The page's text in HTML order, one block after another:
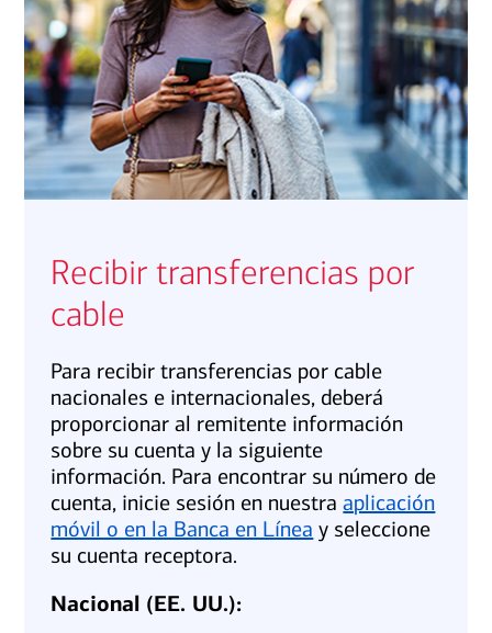
Recibir transferencias por
cable
Para recibir transferencias por cable
nacionales e internacionales, deberá
proporcionar al remitente información
sobre su cuenta y la siguiente
información. Para encontrar su número de
cuenta, inicie sesión en nuestraaplicación
móvil o en la Banca en Línea y seleccione
su cuenta receptora.
Nacional (EE. UU.):